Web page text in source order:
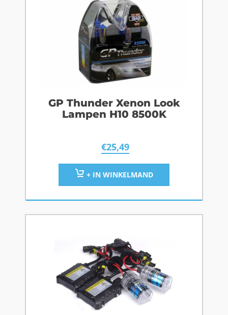
GP Thunder Xenon Look
Lampen H10 8500K
€25,49
+ IN WINKELMAND